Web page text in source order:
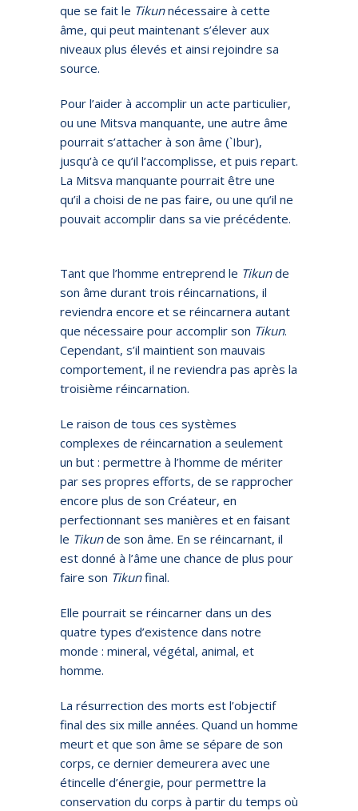
que se fait le Tikunnécessaire à cette
âme, qui peut maintenant s’élever aux
niveaux plus élevés et ainsi rejoindre sa
source.
Pour l’aider à accomplir un acte particulier,
ou une Mitsva manquante, une autre âme
pourrait s’attacher à son âme (`Ibur),
jusqu’à ce qu’il l’accomplisse, et puis repart.
La Mitsva manquante pourrait être une
qu’il a choisi de ne pas faire, ou une qu’il ne
pouvait accomplir dans sa vie précédente.
Tant que l’homme entreprend le Tikunde
son âme durant trois réincarnations, il
reviendra encore et se réincarnera autant
que nécessaire pour accomplir son Tikun.
Cependant, s’il maintient son mauvais
comportement, il ne reviendra pas après la
troisième réincarnation.
Le raison de tous ces systèmes
complexes de réincarnation a seulement
un but : permettre à l’homme de mériter
par ses propres efforts, de se rapprocher
encore plus de son Créateur, en
perfectionnant ses manières et en faisant
le Tikunde son âme. En se réincarnant, il
est donné à l’âme une chance de plus pour
faire son Tikunfinal.
Elle pourrait se réincarner dans un des
quatre types d’existence dans notre
monde : mineral, végétal, animal, et
homme.
La résurrection des morts est l’objectif
final des six mille années. Quand un homme
meurt et que son âme se sépare de son
corps, ce dernier demeurera avec une
étincelle d’énergie, pour permettre la
conservation du corps à partir du temps où